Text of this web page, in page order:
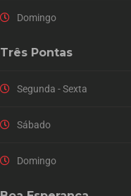
Domingo
Três Pontas
Segunda - Sexta
Sábado
Domingo